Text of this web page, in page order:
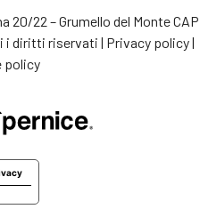
20/22 – Grumello del Monte CAP
i diritti riservati | Privacy policy|
policy